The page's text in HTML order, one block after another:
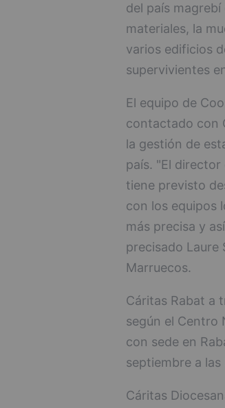
del país magrebí
materiales, la
varios edificios
supervivientes
El equipo de
contactado con
la gestión de
país. "El director
tiene previsto
con los equipos
más precisa y
precisado Laure
Marruecos.
Cáritas Rabat a
según el Centro
con sede en
septiembre a las
Cáritas